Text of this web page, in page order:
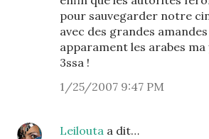
pour sauvegarder notre
avec des grandes
apparament les arabes
3ssa !
1/25/2007 9:47 PM
Leilouta a dit…